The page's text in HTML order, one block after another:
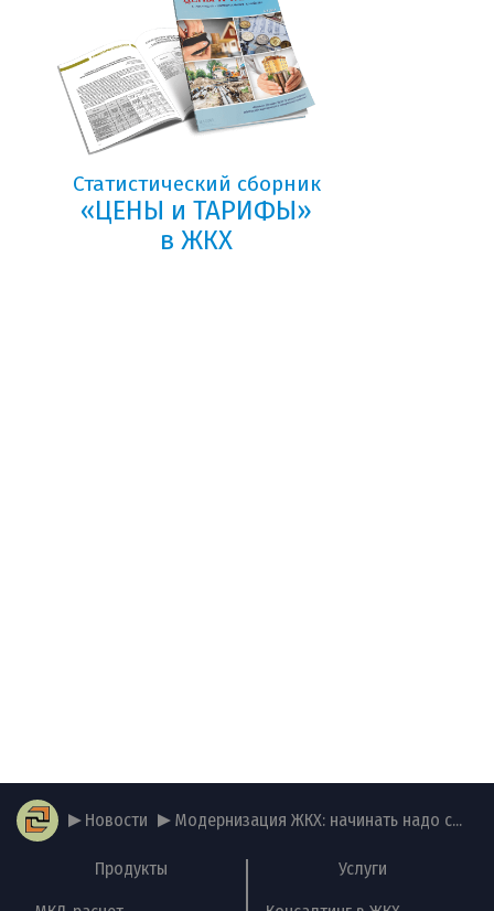
Статистический сборник
«ЦЕНЫ и ТАРИФЫ»
в ЖКХ
Новости Модернизация ЖКХ: начинать надо с...
Продукты Услуги